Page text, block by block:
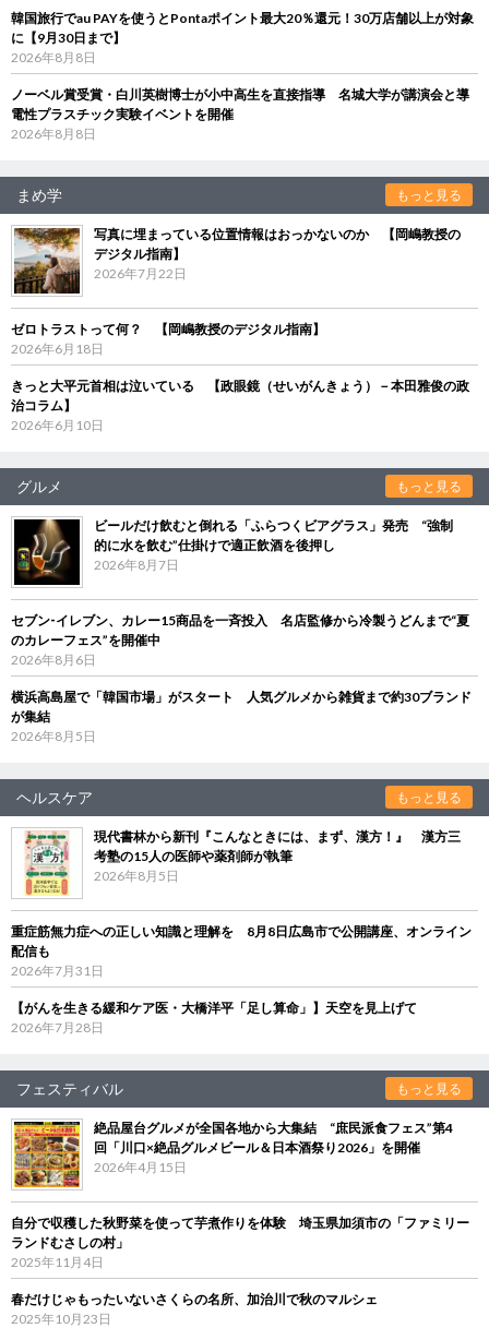
韓国旅行でau PAYを使うとPontaポイント最大20％還元！30万店舗以上が対象
に【9月30日まで】
2026年8月8日
ノーベル賞受賞・白川英樹博士が小中高生を直接指導 名城大学が講演会と導
電性プラスチック実験イベントを開催
2026年8月8日
まめ学 もっと見る
写真に埋まっている位置情報はおっかないのか 【岡嶋教授の
デジタル指南】
2026年7月22日
ゼロトラストって何？ 【岡嶋教授のデジタル指南】
2026年6月18日
きっと大平元首相は泣いている 【政眼鏡（せいがんきょう）－本田雅俊の政
治コラム】
2026年6月10日
グルメ もっと見る
ビールだけ飲むと倒れる「ふらつくビアグラス」発売 “強制
的に水を飲む”仕掛けで適正飲酒を後押し
2026年8月7日
セブン‐イレブン、カレー15商品を一斉投入 名店監修から冷製うどんまで“夏
のカレーフェス”を開催中
2026年8月6日
横浜高島屋で「韓国市場」がスタート 人気グルメから雑貨まで約30ブランド
が集結
2026年8月5日
ヘルスケア もっと見る
現代書林から新刊『こんなときには、まず、漢方！』 漢方三
考塾の15人の医師や薬剤師が執筆
2026年8月5日
重症筋無力症への正しい知識と理解を 8月8日広島市で公開講座、オンライン
配信も
2026年7月31日
【がんを生きる緩和ケア医・大橋洋平「足し算命」】天空を見上げて
2026年7月28日
フェスティバル もっと見る
絶品屋台グルメが全国各地から大集結 “庶民派食フェス”第4
回「川口×絶品グルメビール＆日本酒祭り2026」を開催
2026年4月15日
自分で収穫した秋野菜を使って芋煮作りを体験 埼玉県加須市の「ファミリー
ランドむさしの村」
2025年11月4日
春だけじゃもったいないさくらの名所、加治川で秋のマルシェ
2025年10月23日